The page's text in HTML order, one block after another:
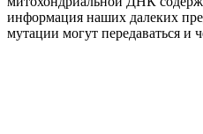
информация наших далеких
мутации могут передаваться и